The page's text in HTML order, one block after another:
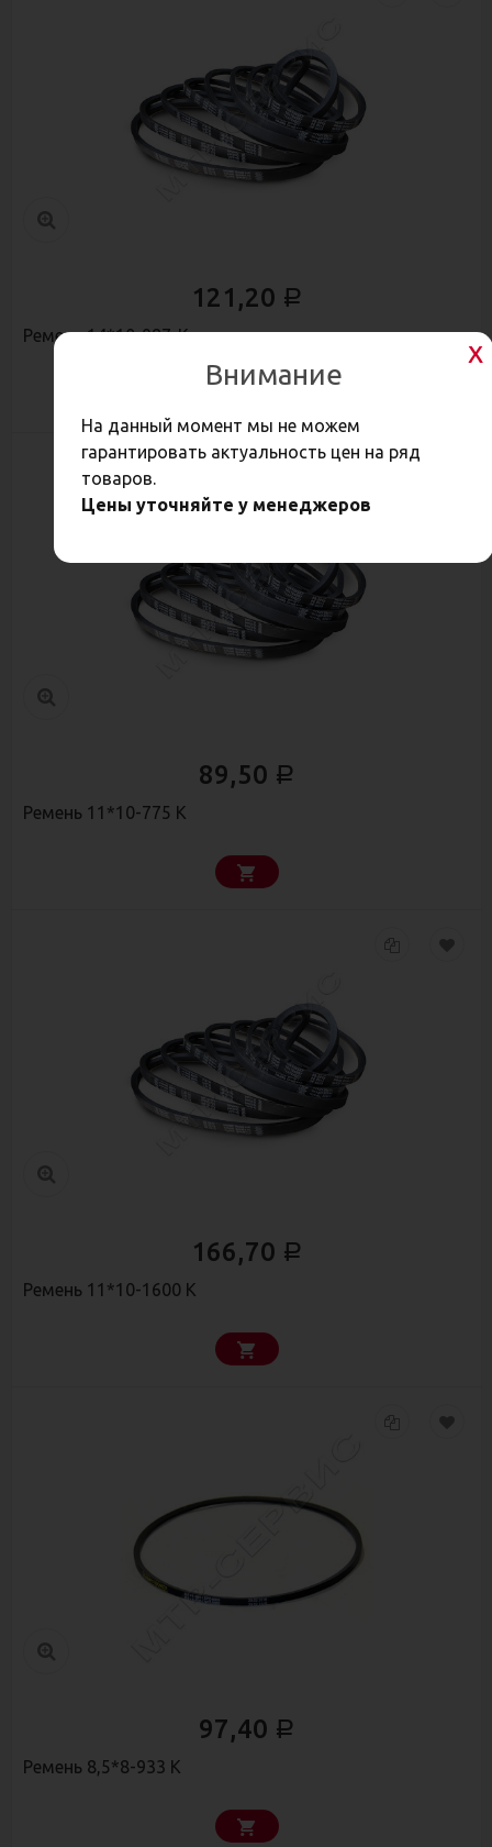
121,20 Р
Ремень 14*10-987-К
89,50 Р
Ремень 11*10-775 К
166,70 Р
Ремень 11*10-1600 К
97,40 Р
Ремень 8,5*8-933 К
Внимание
На данный момент мы не можем
гарантировать актуальность цен на ряд
товаров.
Цены уточняйте у менеджеров